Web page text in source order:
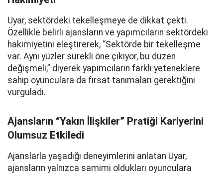
Uyar, sektördeki tekelleşmeye de dikkat çekti.
Özellikle belirli ajansların ve yapımcıların sektördeki
hakimiyetini eleştirerek, “Sektörde bir tekelleşme
var. Aynı yüzler sürekli öne çıkıyor, bu düzen
değişmeli,” diyerek yapımcıların farklı yeteneklere
sahip oyunculara da fırsat tanımaları gerektiğini
vurguladı.
Ajansların “Yakın İlişkiler” Pratiği Kariyerini
Olumsuz Etkiledi
Ajanslarla yaşadığı deneyimlerini anlatan Uyar,
ajansların yalnızca samimi oldukları oyunculara